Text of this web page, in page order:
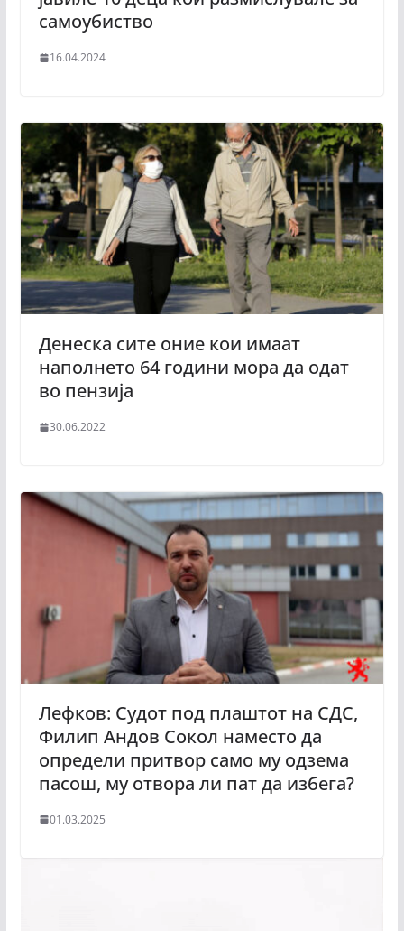
самоубиство
16.04.2024
Денеска сите оние кои имаат
наполнето 64 години мора да одат
во пензија
30.06.2022
Лефков: Судот под плаштот на СДС,
Филип Андов Сокол наместо да
определи притвор само му одзема
пасош, му отвора ли пат да избега?
01.03.2025